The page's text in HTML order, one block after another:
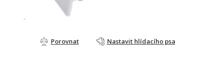
Porovnat Nastavit hlídacího psa